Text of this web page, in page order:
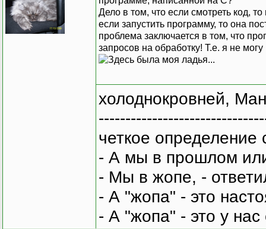
Дело в том, что если смотреть код,
если запустить программу, то она
проблема заключается в том, что
запросов на обработку! Т.е. я не
холоднокровней,
четкое
- А мы в прошлом
- Мы в жопе, -
- А "жопа" - это
- А "жопа" - это у